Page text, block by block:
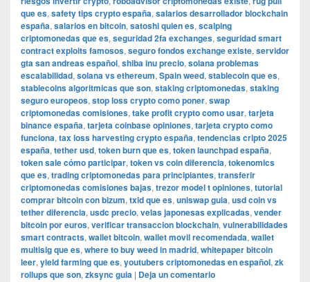
que es, safety tips crypto españa, salarios desarrollador blockchain
españa, salarios en bitcoin, satoshi quien es, scalping
criptomonedas que es, seguridad 2fa exchanges, seguridad smart
contract exploits famosos, seguro fondos exchange existe, servidor
gta san andreas español, shiba inu precio, solana problemas
escalabilidad, solana vs ethereum, Spain weed, stablecoin que es,
stablecoins algoritmicas que son, staking criptomonedas, staking
seguro europeos, stop loss crypto como poner, swap
criptomonedas comisiones, take profit crypto como usar, tarjeta
binance españa, tarjeta coinbase opiniones, tarjeta crypto como
funciona, tax loss harvesting crypto españa, tendencias cripto 2025
españa, tether usd, token burn que es, token launchpad españa,
token sale cómo participar, token vs coin diferencia, tokenomics
que es, trading criptomonedas para principiantes, transferir
criptomonedas comisiones bajas, trezor model t opiniones, tutorial
comprar bitcoin con bizum, txid que es, uniswap guia, usd coin vs
tether diferencia, usdc precio, velas japonesas explicadas, vender
bitcoin por euros, verificar transaccion blockchain, vulnerabilidades
smart contracts, wallet bitcoin, wallet movil recomendada, wallet
multisig que es, where to buy weed in madrid, whitepaper bitcoin
leer, yield farming que es, youtubers criptomonedas en español, zk
rollups que son, zksync guia | Deja un comentario